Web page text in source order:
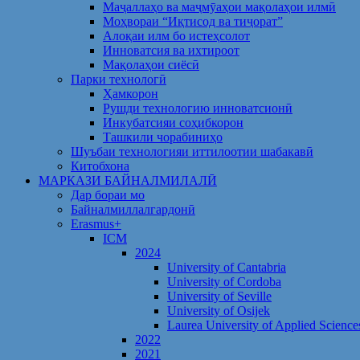
Маҷаллаҳо ва маҷмӯаҳои мақолаҳои илмӣ
Моҳвораи “Иқтисод ва тиҷорат”
Алоқаи илм бо истеҳсолот
Инноватсия ва ихтироот
Мақолаҳои сиёсӣ
Парки технологӣ
Ҳамкорон
Рушди технологию инноватсионӣ
Инкубатсияи соҳибкорон
Ташкили чорабиниҳо
Шуъбаи технологияи иттилоотии шабакавӣ
Китобхона
МАРКАЗИ БАЙНАЛМИЛАЛӢ
Дар бораи мо
Байналмиллалгардонӣ
Erasmus+
ICM
2024
University of Cantabria
University of Cordoba
University of Seville
University of Osijek
Laurea University of Applied
2022
2021